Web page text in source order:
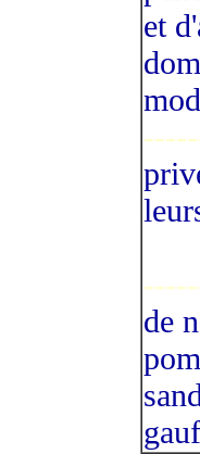
et
de